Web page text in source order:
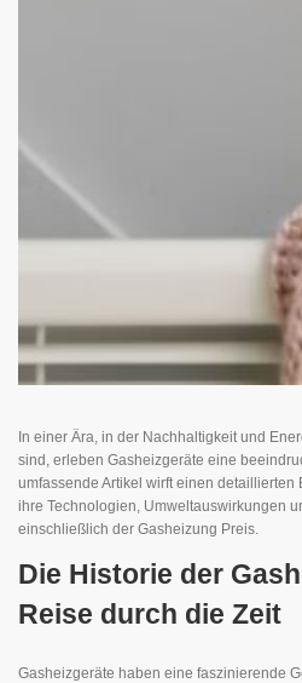
In einer Ära, in der Nachhaltigkeit und
sind, erleben Gasheizgeräte eine
umfassende Artikel wirft einen
ihre Technologien, Umweltauswirkungen
einschließlich der Gasheizung Preis.
Die Historie der
Reise durch die Zeit
Gasheizgeräte haben eine faszinierende